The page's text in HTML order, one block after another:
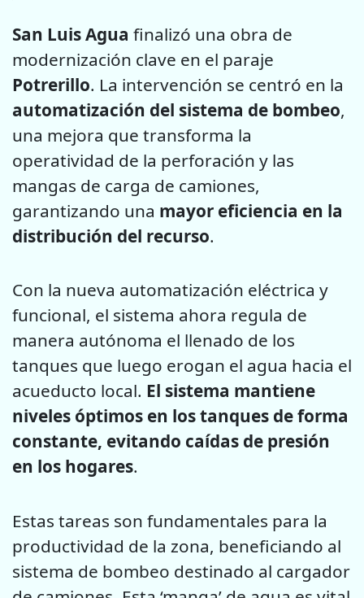
San Luis Agua finalizó una obra de
modernización clave en el paraje
Potrerillo. La intervención se centró en la
automatización del sistema de bombeo,
una mejora que transforma la
operatividad de la perforación y las
mangas de carga de camiones,
garantizando una mayor eficiencia en la
distribución del recurso.
Con la nueva automatización eléctrica y
funcional, el sistema ahora regula de
manera autónoma el llenado de los
tanques que luego erogan el agua hacia el
acueducto local. El sistema mantiene
niveles óptimos en los tanques de forma
constante, evitando caídas de presión
en los hogares.
Estas tareas son fundamentales para la
productividad de la zona, beneficiando al
sistema de bombeo destinado al cargador